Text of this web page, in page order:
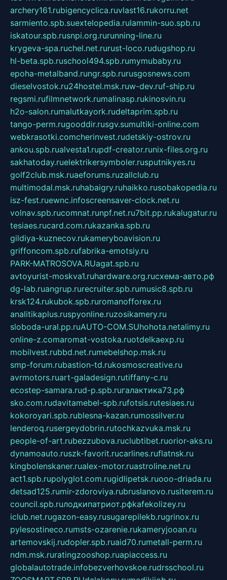
archery161.rubigencyclica.ruvlast16.rukorru.net
sarmiento.spb.suextelopedia.rulammin-suo.spb.ru
iskatour.spb.rusnpi.org.rurunning-line.ru
krygeva-spa.ruchel.net.rurust-loco.rudugshop.ru
hl-beta.spb.ruschool494.spb.rumymubaby.ru
epoha-metalband.rungr.spb.rurusgosnews.com
dieselvostok.ru24hostel.msk.ruw-dev.ruf-ship.ru
regsmi.rufilmnetwork.rumalinasp.rukinosvin.ru
h2o-salon.rumalutkayork.rudeltaprim.spb.ru
tango-perm.rugooddir.rusgv.sumultiki-online.com
webkrasotki.comcherinvest.rudetskiy-ostrov.ru
ankou.spb.rualvesta1.rupdf-creator.runix-files.org.ru
sakhatoday.ruelektrikersymboler.rusputnikyes.ru
golf2club.msk.ruaeforums.ruzallclub.ru
multimodal.msk.ruhabaigry.ruhaikko.rusobakopedia.ru
isz-fest.ruewnc.infoscreensaver-clock.net.ru
volnav.spb.rucomnat.runpf.net.ru7bit.pp.rukalugatur.ru
tesiaes.rucard.com.rukazanka.spb.ru
gildiya-kuznecov.rukameryboavision.ru
griffoncom.spb.rufabrika-emotsiy.ru
PARK-MATROSOVA.RUagat.spb.ru
avtoyurist-moskva1.ruhardware.org.ruсхема-авто.рф
dg-lab.ruangrup.rurecruiter.spb.rumusic8.spb.ru
krsk124.rukubok.spb.ruromanofforex.ru
analitikaplus.ruspyonline.ruzosikamery.ru
sloboda-ural.pp.ruAUTO-COM.SUhohota.netalimy.ru
online-z.comaromat-vostoka.ruotdelkaexp.ru
mobilvest.rubbd.net.rumebelshop.msk.ru
smp-forum.rubastion-td.rukosmoscreative.ru
avrmotors.ruart-galadesign.rutiffany-c.ru
ecostep-samara.rud-p.spb.ruгалактика73.рф
sko.com.rudavitamebel-spb.rufotsis.rutesiaes.ru
kokoroyari.spb.rublesna-kazan.rumossilver.ru
lenderoq.rusergeydobrin.rutochkazvuka.msk.ru
people-of-art.rubezzubova.ruclubtibet.ruorior-aks.ru
dynamoauto.ruszk-favorit.rucarlines.ruflatnsk.ru
kingbolenskaner.rualex-motor.ruastroline.net.ru
act1.spb.rupolyglot.com.rugidlipetsk.ruooo-driada.ru
detsad125.rumir-zdoroviya.rubruslanovo.rusiterem.ru
council.spb.ruлодкипатриот.рфkafekolizey.ru
iclub.net.rugazon-easy.rusugarepilekb.rugrinox.ru
pylesostineco.rumsts-ozarenie.rukameryjooan.ru
artemovskij.rudopler.spb.ruaid70.rumetall-perm.ru
ndm.msk.ruratingzooshop.ruapiaccess.ru
globalautotrade.infobezverhovskoe.rudrsschool.ru